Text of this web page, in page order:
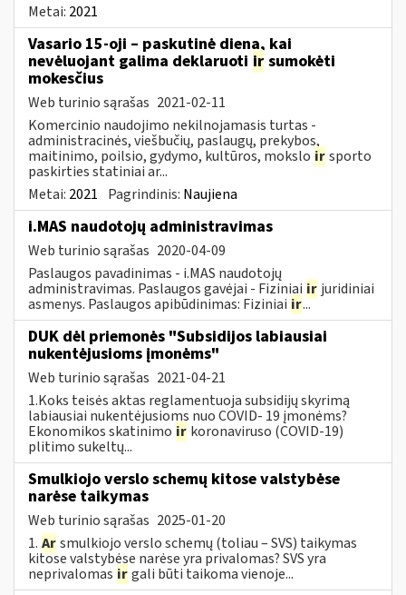
Metai: 2021
Vasario 15-oji – paskutinė diena, kai
nevėluojant galima deklaruoti ir sumokėti
mokesčius
Web turinio sąrašas 2021-02-11
Komercinio naudojimo nekilnojamasis turtas -
administracinės, viešbučių, paslaugų, prekybos,
maitinimo, poilsio, gydymo, kultūros, mokslo irsporto
paskirties statiniai ar...
Metai: 2021 Pagrindinis: Naujiena
i.MAS naudotojų administravimas
Web turinio sąrašas 2020-04-09
Paslaugos pavadinimas - i.MAS naudotojų
administravimas. Paslaugos gavėjai - Fiziniai ir juridiniai
asmenys. Paslaugos apibūdinimas: Fiziniai ir...
DUK dėl priemonės "Subsidijos labiausiai
nukentėjusioms įmonėms"
Web turinio sąrašas 2021-04-21
1.Koks teisės aktas reglamentuoja subsidijų skyrimą
labiausiai nukentėjusioms nuo COVID- 19 įmonėms?
Ekonomikos skatinimo ir koronaviruso (COVID-19)
plitimo sukeltų...
Smulkiojo verslo schemų kitose valstybėse
narėse taikymas
Web turinio sąrašas 2025-01-20
1. Arsmulkiojo verslo schemų (toliau – SVS) taikymas
kitose valstybėse narėse yra privalomas? SVS yra
neprivalomas irgali būti taikoma vienoje...